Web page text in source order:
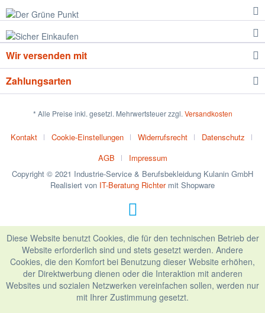
Wir versenden mit
Zahlungsarten
* Alle Preise inkl. gesetzl. Mehrwertsteuer zzgl. Versandkosten
Kontakt Cookie-Einstellungen Widerrufsrecht
Datenschutz
AGB
Impressum
Copyright © 2021 Industrie-Service & Berufsbekleidung Kulanin GmbH
Realisiert von IT-Beratung Richtermit Shopware
Diese Website benutzt Cookies, die für den technischen Betrieb der
Website erforderlich sind und stets gesetzt werden. Andere
Cookies, die den Komfort bei Benutzung dieser Website erhöhen,
der Direktwerbung dienen oder die Interaktion mit anderen
Websites und sozialen Netzwerken vereinfachen sollen, werden nur
mit Ihrer Zustimmung gesetzt.